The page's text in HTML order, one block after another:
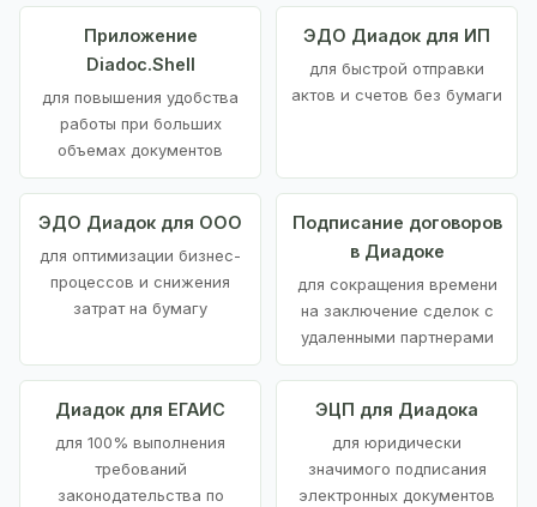
Приложение
Diadoc.Shell
для повышения удобства
работы при больших
объемах документов
ЭДО Диадок для ИП
для быстрой отправки
актов и счетов без бумаги
ЭДО Диадок для ООО
для оптимизации бизнес-
процессов и снижения
затрат на бумагу
Подписание договоров
в Диадоке
для сокращения времени
на заключение сделок с
удаленными партнерами
Диадок для ЕГАИС
для 100% выполнения
требований
законодательства по
ЭЦП для Диадока
для юридически
значимого подписания
электронных документов